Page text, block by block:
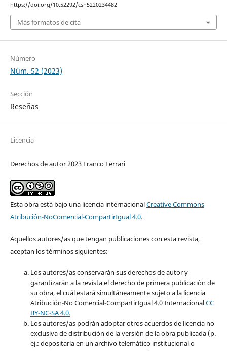
https://doi.org/10.52292/csh5220234482
Más formatos de cita
Número
Núm. 52 (2023)
Sección
Reseñas
Licencia
Derechos de autor 2023 Franco Ferrari
Esta obra está bajo una licencia internacionalCreative Commons
Atribución-NoComercial-CompartirIgual 4.0.
Aquellos autores/as que tengan publicaciones con esta revista,
aceptan los términos siguientes:
Los autores/as conservarán sus derechos de autor y
garantizarán a la revista el derecho de primera publicación de
su obra, el cuál estará simultáneamente sujeto a la licencia
Atribución-No Comercial-CompartirIgual 4.0 InternacionalCC
BY-NC-SA 4.0.
Los autores/as podrán adoptar otros acuerdos de licencia no
exclusiva de distribución de la versión de la obra publicada (p.
ej.: depositarla en un archivo telemático institucional o